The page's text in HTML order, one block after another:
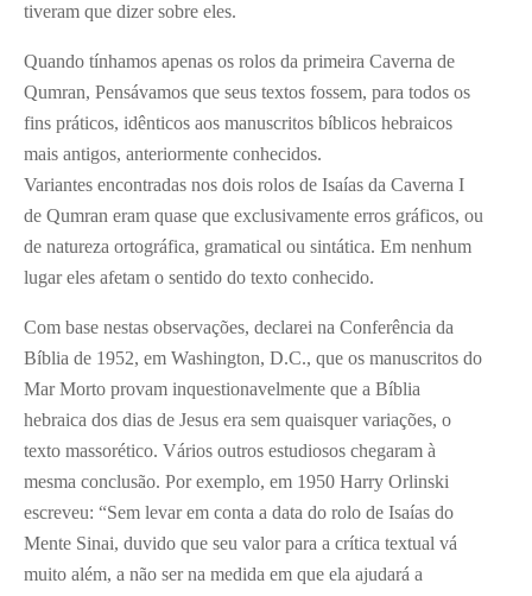
tiveram que dizer sobre eles.
Quando tínhamos apenas os rolos da primeira Caverna de
Qumran, Pensávamos que seus textos fossem, para todos os
fins práticos, idênticos aos manuscritos bíblicos hebraicos
mais antigos, anteriormente conhecidos.
Variantes encontradas nos dois rolos de Isaías da Caverna I
de Qumran eram quase que exclusivamente erros gráficos, ou
de natureza ortográfica, gramatical ou sintática. Em nenhum
lugar eles afetam o sentido do texto conhecido.
Com base nestas observações, declarei na Conferência da
Bíblia de 1952, em Washington, D.C., que os manuscritos do
Mar Morto provam inquestionavelmente que a Bíblia
hebraica dos dias de Jesus era sem quaisquer variações, o
texto massorético. Vários outros estudiosos chegaram à
mesma conclusão. Por exemplo, em 1950 Harry Orlinski
escreveu: “Sem levar em conta a data do rolo de Isaías do
Mente Sinai, duvido que seu valor para a crítica textual vá
muito além, a não ser na medida em que ela ajudará a